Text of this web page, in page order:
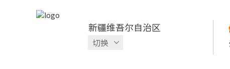
新疆维吾尔自治区
切换